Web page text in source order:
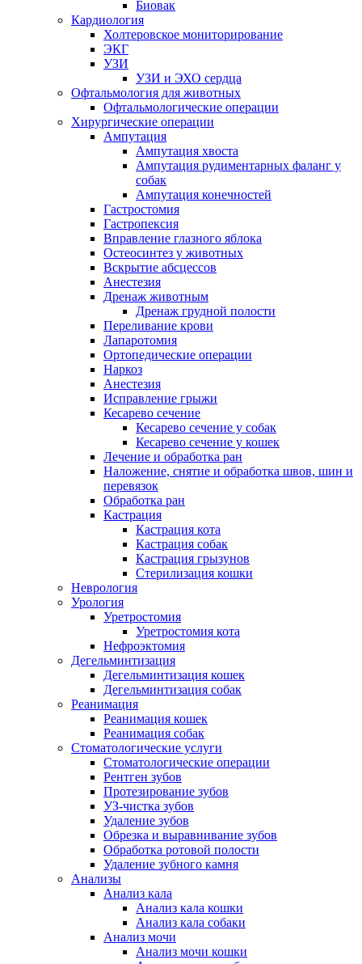
Биовак
Кардиология
Холтеровское мониторирование
ЭКГ
УЗИ
УЗИ и ЭХО сердца
Офтальмология для животных
Офтальмологические операции
Хирургические операции
Ампутация
Ампутация хвоста
Ампутация рудиментарных фаланг у
собак
Ампутация конечностей
Гастростомия
Гастропексия
Вправление глазного яблока
Остеосинтез у животных
Вскрытие абсцессов
Анестезия
Дренаж животным
Дренаж грудной полости
Переливание крови
Лапаротомия
Ортопедические операции
Наркоз
Анестезия
Исправление грыжи
Кесарево сечение
Кесарево сечение у собак
Кесарево сечение у кошек
Лечение и обработка ран
Наложение, снятие и обработка швов, шин и
перевязок
Обработка ран
Кастрация
Кастрация кота
Кастрация собак
Кастрация грызунов
Стерилизация кошки
Неврология
Урология
Уретростомия
Уретростомия кота
Нефроэктомия
Дегельминтизация
Дегельминтизация кошек
Дегельминтизация собак
Реанимация
Реанимация кошек
Реанимация собак
Стоматологические услуги
Стоматологические операции
Рентген зубов
Протезирование зубов
УЗ-чистка зубов
Удаление зубов
Обрезка и выравнивание зубов
Обработка ротовой полости
Удаление зубного камня
Анализы
Анализ кала
Анализ кала кошки
Анализ кала собаки
Анализ мочи
Анализ мочи кошки